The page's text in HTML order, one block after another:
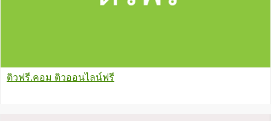
ติวฟรี.คอม ติวออนไลน์ฟรี